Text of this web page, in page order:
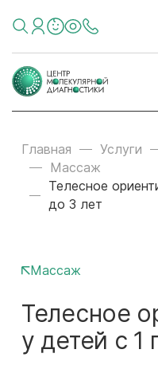
Главная Услуги
Массаж
Телесное
до 3 лет
Массаж
Телесное
у детей с 1